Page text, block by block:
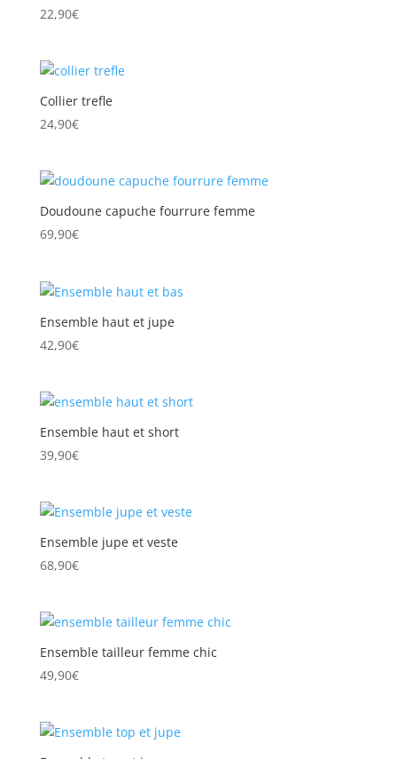
22,90€
Collier trefle
24,90€
Doudoune capuche fourrure femme
69,90€
Ensemble haut et jupe
42,90€
Ensemble haut et short
39,90€
Ensemble jupe et veste
68,90€
Ensemble tailleur femme chic
49,90€